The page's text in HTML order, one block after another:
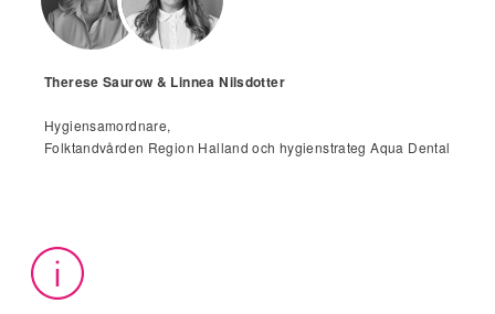
Therese Saurow & Linnea Nilsdotter
Hygiensamordnare,
Folktandvården Region Halland och hygienstrateg Aqua Dental